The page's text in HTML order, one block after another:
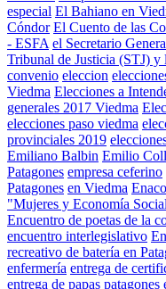
especial El Bahiano en
Cóndor El Cuento de las
- ESFA el Secretario
Tribunal de Justicia (STJ)
convenio eleccion
Viedma Elecciones a
generales 2017 Viedma
elecciones paso viedma
provinciales 2019
Emiliano Balbin Emilio
Patagones empresa ceferino
Patagones en Viedma
"Mujeres y Economía
Encuentro de poetas de la
encuentro interlegislativo
recreativo de batería en
enfermería entrega de
entrega de papas patagones